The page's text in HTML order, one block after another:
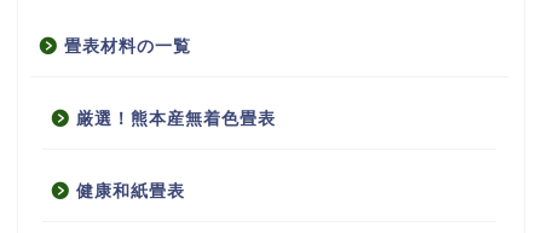
畳表材料の一覧
厳選！熊本産無着色畳表
健康和紙畳表